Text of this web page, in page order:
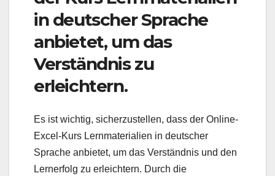
in deutscher Sprache
anbietet, um das
Verständnis zu
erleichtern.
Es ist wichtig, sicherzustellen, dass der Online-
Excel-Kurs Lernmaterialien in deutscher
Sprache anbietet, um das Verständnis und den
Lernerfolg zu erleichtern. Durch die